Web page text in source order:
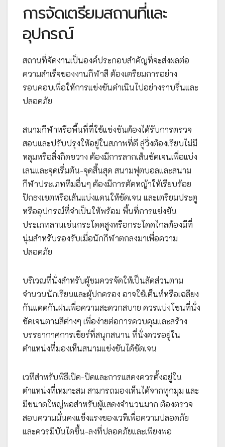
การจัดเตรียมสถานที่และ
อุปกรณ์
สถานที่จัดงานเป็นองค์ประกอบสำคัญที่จะส่งผลต่อ
ความสำเร็จของงานกีฬาสี ต้องเตรียมการอย่าง
รอบคอบเพื่อให้การแข่งขันดำเนินไปอย่างราบรื่นและ
ปลอดภัย
สนามกีฬาหรือพื้นที่ที่ใช้แข่งขันต้องได้รับการตรวจ
สอบและปรับปรุงให้อยู่ในสภาพที่ดี ลู่วิ่งต้องเรียบไม่มี
หลุมหรือสิ่งกีดขวาง ต้องมีการลากเส้นชัดเจนเพื่อแบ่ง
เลนและจุดเริ่มต้น-จุดสิ้นสุด สนามฟุตบอลและสนาม
กีฬาประเภททีมอื่นๆ ต้องมีการตัดหญ้าให้เรียบร้อย
ปักธงเขตหรือเส้นแบ่งแดนให้ชัดเจน และเตรียมประตู
หรืออุปกรณ์ที่จำเป็นให้พร้อม พื้นที่การแข่งขัน
ประเภทลานเช่นกระโดดสูงหรือกระโดดไกลต้องมีที่
นุ่มสำหรับรองรับเมื่อนักกีฬาตกลงมาเพื่อความ
ปลอดภัย
บริเวณที่นั่งสำหรับผู้ชมควรจัดให้เป็นสัดส่วนตาม
จำนวนนักเรียนและผู้ปกครอง อาจใช้เต็นท์หรือเฉลียง
กันแดดกันฝนเพื่อความสะดวกสบาย ควรแบ่งโซนที่นั่ง
ชัดเจนตามสีต่างๆ เพื่อง่ายต่อการควบคุมและสร้าง
บรรยากาศการเชียร์ที่สนุกสนาน ที่นั่งควรอยู่ใน
ตำแหน่งที่มองเห็นสนามแข่งขันได้ชัดเจน
เวทีสำหรับพิธีเปิด-ปิดและการแสดงควรตั้งอยู่ใน
ตำแหน่งที่เหมาะสม สามารถมองเห็นได้จากทุกมุม และ
มีขนาดใหญ่พอสำหรับผู้แสดงจำนวนมาก ต้องตรวจ
สอบความมั่นคงแข็งแรงของเวทีเพื่อความปลอดภัย
และควรมีบันไดขึ้น-ลงที่ปลอดภัยและเพียงพอ